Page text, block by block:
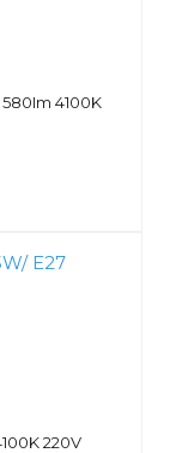
4100K
220V